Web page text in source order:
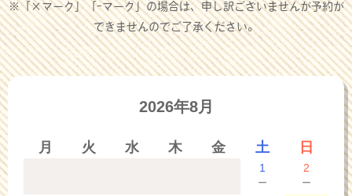
※「×マーク」「-マーク」の場合は、申し訳ございませんが予約が
できませんのでご了承ください。
2026年8月
月 火 水 木 金 土 日
1
－
2
－